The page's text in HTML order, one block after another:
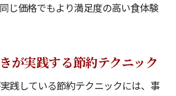
じ価格でもより満足度の高い食体験
が実践する節約テクニック
践している節約テクニックには、事